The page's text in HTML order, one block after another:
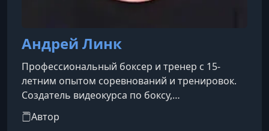
Андрей Линк
Профессиональный боксер и тренер с 15-
летним опытом соревнований и тренировок.
Создатель видеокурса по боксу,
направленного на освоение базовых техник,
развитие выносливости и улучшение
Автор